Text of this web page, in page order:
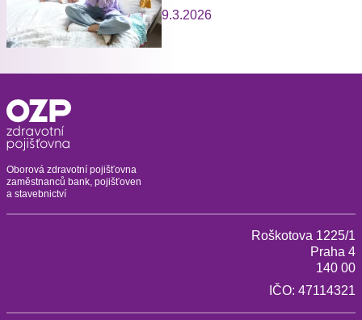
9.3.2026
Oborová zdravotní pojišťovna
zaměstnanců bank, pojišťoven
a stavebnictví
Roškotova 1225/1
Praha 4
140 00
IČO: 47114321